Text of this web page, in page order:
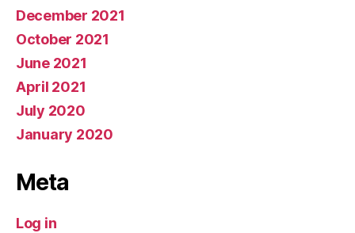
December 2021
October 2021
June 2021
April 2021
July 2020
January 2020
Meta
Log in